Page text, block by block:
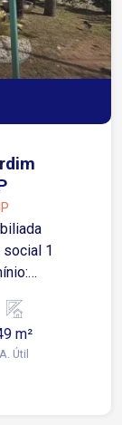
facilidade
social 1
vias da
m²
A. Útil